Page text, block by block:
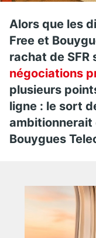
Alors que les
Free et
rachat de SFR
négociations
plusieurs
ligne : le sort
ambitionnerait
Bouygues